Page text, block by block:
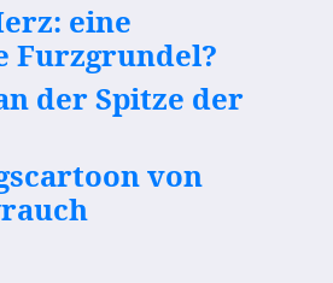
eine
Furzgrundel?
der Spitze der
von